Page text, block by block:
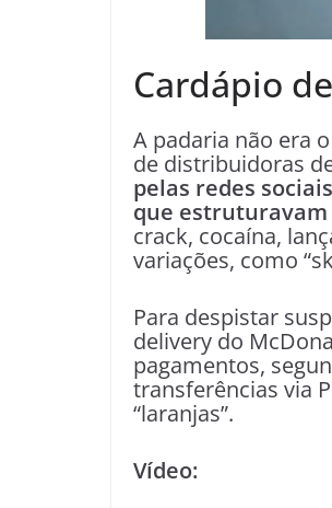
Cardápio
A padaria não era
de distribuidoras
pelas redes
que
crack, cocaína,
variações, como
Para despistar
delivery do
pagamentos,
transferências via
“laranjas”.
Vídeo: